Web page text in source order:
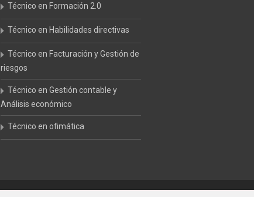
Técnico en Formación 2.0
Técnico en Habilidades directivas
Técnico en Facturación y Gestión de
riesgos
Técnico en Gestión contable y
Análisis económico
Técnico en ofimática